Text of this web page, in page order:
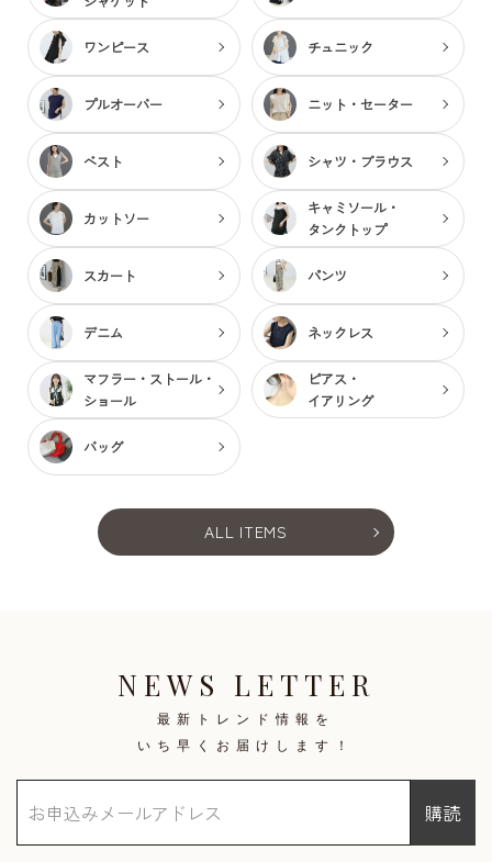
ワンピース チュニック
プルオーバー ニット・セーター
ベスト シャツ・ブラウス
カットソー
キャミソール・
タンクトップ
スカート パンツ
デニム ネックレス
マフラー・ストール・
ショール
ピアス・
イアリング
バッグ
ALL ITEMS
NEWS LETTER
最新トレンド情報を
いち早くお届けします！